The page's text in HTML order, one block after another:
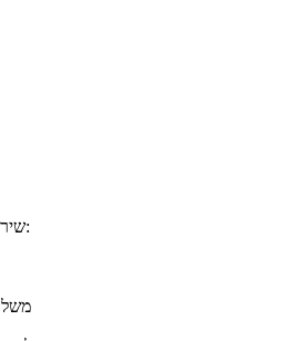
:
משלוח